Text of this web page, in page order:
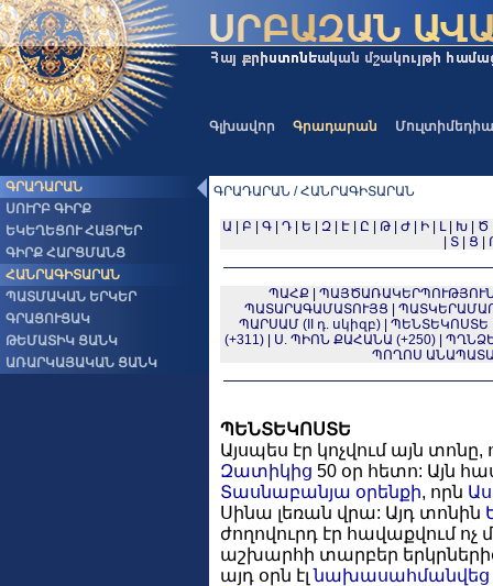
Գլխավոր Գրադարան Մուլտիմեդիա
ԳՐԱԴԱՐԱՆ
ՍՈՒՐԲ ԳԻՐՔ
ԵԿԵՂԵՑՈՒ ՀԱՅՐԵՐ
ԳԻՐՔ ՀԱՐՑՄԱՆՑ
ՀԱՆՐԱԳԻՏԱՐԱՆ
ՊԱՏՄԱԿԱՆ ԵՐԿԵՐ
ԳՐԱՑՈՒՑԱԿ
ԹԵՄԱՏԻԿ ՑԱՆԿ
ԱՌԱՐԿԱՅԱԿԱՆ ՑԱՆԿ
ԳՐԱԴԱՐԱՆ / ՀԱՆՐԱԳԻՏԱՐԱՆ
Ա Բ Գ| Դ| Ե Զ| Է| Ը Թ| Ժ| Ի| Լ| Խ| Ծ
Տ Ց
ՊԱՀՔ
ՊԱՏԱՐԱԳԱՄԱՏՈՒՅՑ
ՊԱՐՍԱՄ (II դ. սկիզբ)| ՊԵՆՏԵԿՈՍՏԵ
(+311)| Ս. ՊԻՈՆ ՔԱՀԱՆԱ (+250)|
ՊՈՂՈՍ
ՊԵՆՏԵԿՈՍՏԵ
Այսպես էր կոչվում այն տոնը,
Զատիկից 50 օր հետո: Այն
Տասնաբանյա օրենքի, որն
Սինա լեռան վրա: Այդ տոնին
ժողովուրդ էր հավաքվում
աշխարհի տարբեր
այդ օրն էլնախասահմանվեց